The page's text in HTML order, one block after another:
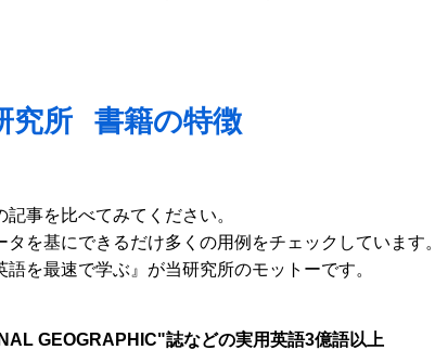
究所 書籍の特徴
事を比べてみてください。
を基にできるだけ多くの用例をチェックしています。
語を最速で学ぶ』が当研究所のモットーです。
GEOGRAPHIC"誌などの実用英語3億語以上